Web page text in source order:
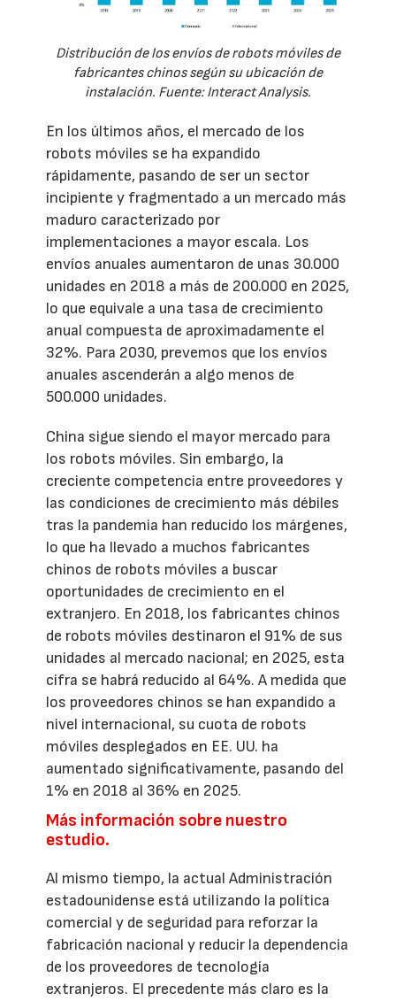
Distribución de los envíos de robots móviles de
fabricantes chinos según su ubicación de
instalación. Fuente: Interact Analysis.
En los últimos años, el mercado de los
robots móviles se ha expandido
rápidamente, pasando de ser un sector
incipiente y fragmentado a un mercado más
maduro caracterizado por
implementaciones a mayor escala. Los
envíos anuales aumentaron de unas 30.000
unidades en 2018 a más de 200.000 en 2025,
lo que equivale a una tasa de crecimiento
anual compuesta de aproximadamente el
32%. Para 2030, prevemos que los envíos
anuales ascenderán a algo menos de
500.000 unidades.
China sigue siendo el mayor mercado para
los robots móviles. Sin embargo, la
creciente competencia entre proveedores y
las condiciones de crecimiento más débiles
tras la pandemia han reducido los márgenes,
lo que ha llevado a muchos fabricantes
chinos de robots móviles a buscar
oportunidades de crecimiento en el
extranjero. En 2018, los fabricantes chinos
de robots móviles destinaron el 91% de sus
unidades al mercado nacional; en 2025, esta
cifra se habrá reducido al 64%. A medida que
los proveedores chinos se han expandido a
nivel internacional, su cuota de robots
móviles desplegados en EE. UU. ha
aumentado significativamente, pasando del
1% en 2018 al 36% en 2025.
Más información sobre nuestro
estudio.
Al mismo tiempo, la actual Administración
estadounidense está utilizando la política
comercial y de seguridad para reforzar la
fabricación nacional y reducir la dependencia
de los proveedores de tecnología
extranjeros. El precedente más claro es la